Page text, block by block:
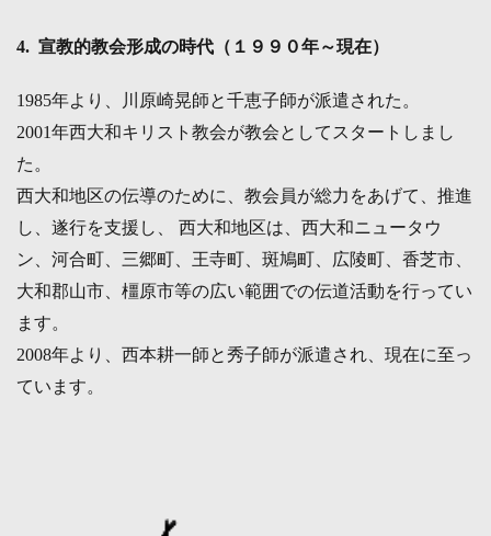
4. 宣教的教会形成の時代（１９９０年～現在）
1985年より、川原崎晃師と千恵子師が派遣された。
2001年西大和キリスト教会が教会としてスタートしまし
た。
西大和地区の伝導のために、教会員が総力をあげて、推進
し、遂行を支援し、 西大和地区は、西大和ニュータウ
ン、河合町、三郷町、王寺町、斑鳩町、広陵町、香芝市、
大和郡山市、橿原市等の広い範囲での伝道活動を行ってい
ます。
2008年より、西本耕一師と秀子師が派遣され、現在に至っ
ています。